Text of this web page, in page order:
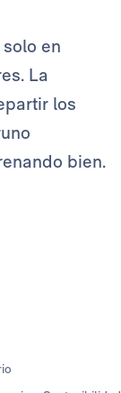
en
La
los
bien.